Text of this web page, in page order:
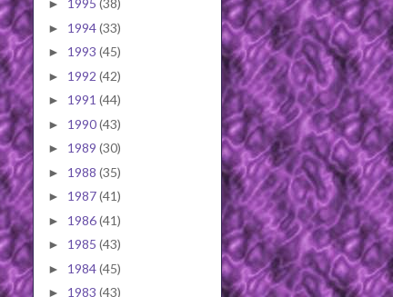
► 1995 (38)
► 1994(33)
► 1993 (45)
► 1992 (42)
► 1991 (44)
► 1990(43)
► 1989 (30)
► 1988 (35)
► 1987(41)
► 1986(41)
► 1985 (43)
► 1984(45)
► 1983 (43)